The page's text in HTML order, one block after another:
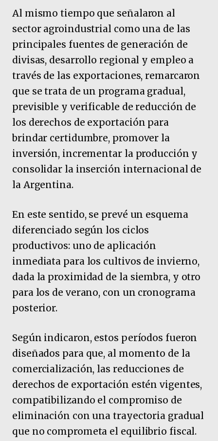
Al mismo tiempo que señalaron al
sector agroindustrial como una de las
principales fuentes de generación de
divisas, desarrollo regional y empleo a
través de las exportaciones, remarcaron
que se trata de un programa gradual,
previsible y verificable de reducción de
los derechos de exportación para
brindar certidumbre, promover la
inversión, incrementar la producción y
consolidar la inserción internacional de
la Argentina.
En este sentido, se prevé un esquema
diferenciado según los ciclos
productivos: uno de aplicación
inmediata para los cultivos de invierno,
dada la proximidad de la siembra, y otro
para los de verano, con un cronograma
posterior.
Según indicaron, estos períodos fueron
diseñados para que, al momento de la
comercialización, las reducciones de
derechos de exportación estén vigentes,
compatibilizando el compromiso de
eliminación con una trayectoria gradual
que no comprometa el equilibrio fiscal.